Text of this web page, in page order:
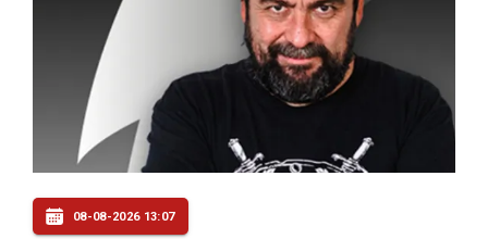
08-08-2026 13:07